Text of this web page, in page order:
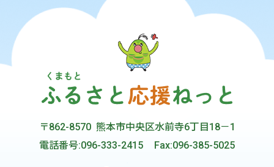
〒862-8570 熊本市中央区水前寺6丁目18－1
電話番号:096-333-2415
Fax:096-385-5025